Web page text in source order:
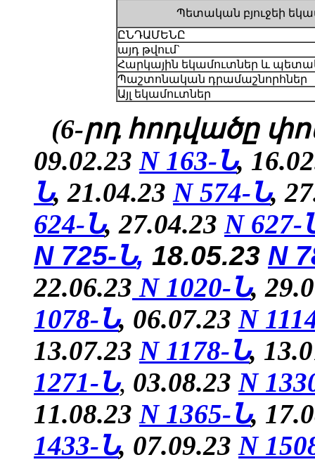
Պետական բյուջեի
ԸՆԴԱՄԵՆԸ
այդ թվում`
Հարկային եկամուտներ և
Պաշտոնական դրամաշնորհներ
Այլ եկամուտներ
(6-րդ հոդվածը
09.02.23 N 163-Ն,
Ն, 21.04.23 N 574-Ն,
624-Ն,27.04.23 N 627-
N 725-Ն, 18.05.23 N
22.06.23 N 1020-Ն,
1078-Ն, 06.07.23 N
13.07.23 N 1178-Ն,
1271-Ն, 03.08.23 N
11.08.23 N 1365-Ն,
1433-Ն, 07.09.23 N